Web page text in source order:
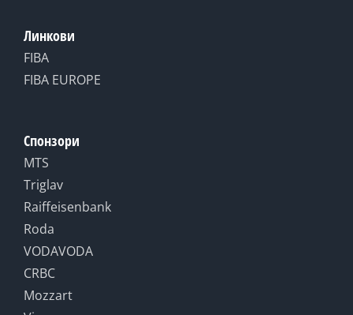
Линкови
FIBA
FIBA EUROPE
Спонзори
MTS
Triglav
Raiffeisenbank
Roda
VODAVODA
CRBC
Mozzart